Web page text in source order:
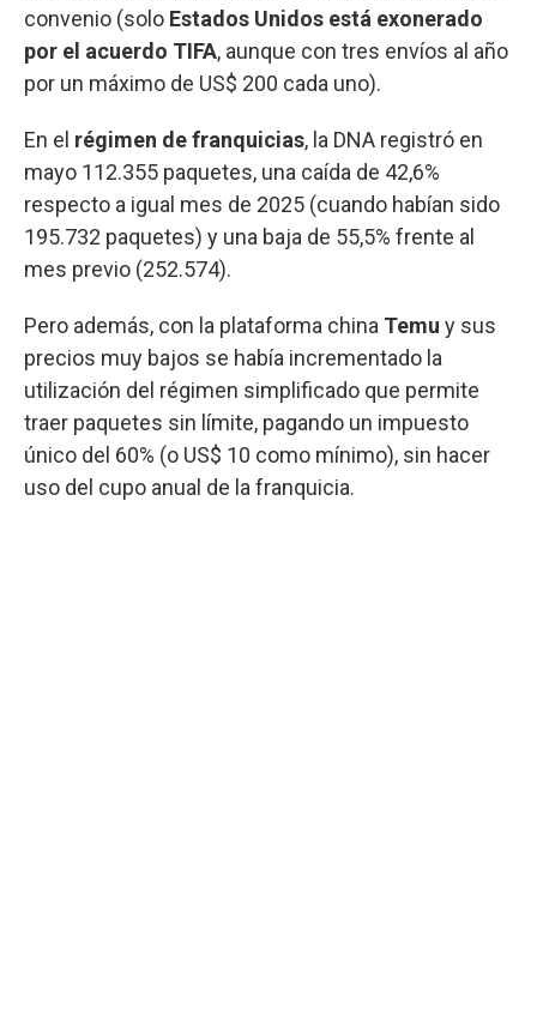
convenio (solo Estados Unidos está exonerado
por el acuerdo TIFA, aunque con tres envíos al año
por un máximo de US$ 200 cada uno).
En el régimen de franquicias, la DNA registró en
mayo 112.355 paquetes, una caída de 42,6%
respecto a igual mes de 2025 (cuando habían sido
195.732 paquetes) y una baja de 55,5% frente al
mes previo (252.574).
Pero además, con la plataforma china Temu y sus
precios muy bajos se había incrementado la
utilización del régimen simplificado que permite
traer paquetes sin límite, pagando un impuesto
único del 60% (o US$ 10 como mínimo), sin hacer
uso del cupo anual de la franquicia.